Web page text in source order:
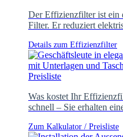
Der Effizienzfilter ist ein
Filter. Er reduziert
Details zum Effizienzfilter
Preisliste
Was kostet Ihr
schnell – Sie erhalten
Zum Kalkulator / Preisliste